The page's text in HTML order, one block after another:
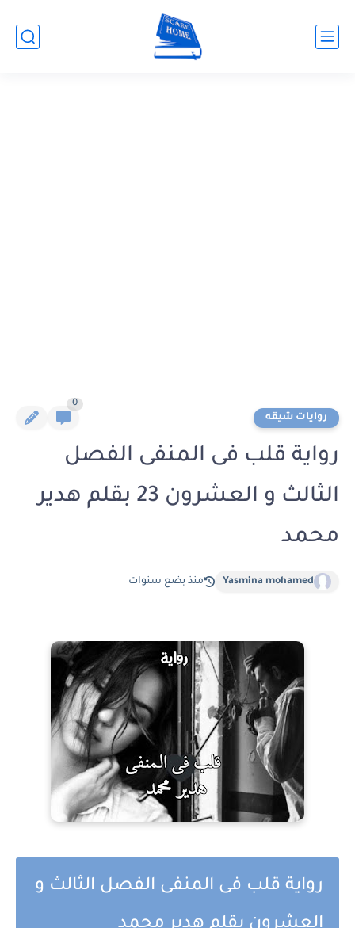
روايات شيقه
0
رواية قلب فى المنفى الفصل
الثالث و العشرون 23 بقلم هدير
محمد
Yasmina mohamed منذ بضع سنوات
رواية قلب فى المنفى الفصل الثالث و